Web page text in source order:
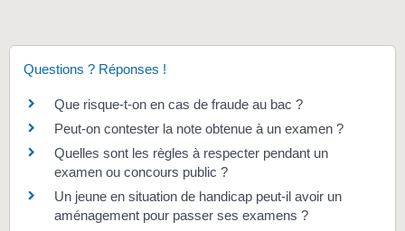
Questions ? Réponses !
Que risque-t-on en cas de fraude au bac ?
Peut-on contester la note obtenue à un examen ?
Quelles sont les règles à respecter pendant un
examen ou concours public ?
Un jeune en situation de handicap peut-il avoir un
aménagement pour passer ses examens ?